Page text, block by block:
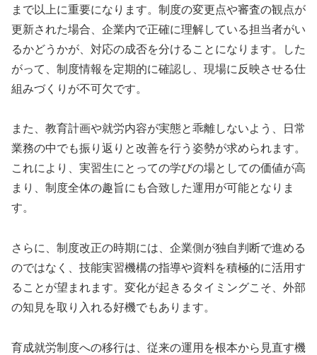
まで以上に重要になります。制度の変更点や審査の観点が
更新された場合、企業内で正確に理解している担当者がい
るかどうかが、対応の成否を分けることになります。した
がって、制度情報を定期的に確認し、現場に反映させる仕
組みづくりが不可欠です。
また、教育計画や就労内容が実態と乖離しないよう、日常
業務の中でも振り返りと改善を行う姿勢が求められます。
これにより、実習生にとっての学びの場としての価値が高
まり、制度全体の趣旨にも合致した運用が可能となりま
す。
さらに、制度改正の時期には、企業側が独自判断で進める
のではなく、技能実習機構の指導や資料を積極的に活用す
ることが望まれます。変化が起きるタイミングこそ、外部
の知見を取り入れる好機でもあります。
育成就労制度への移行は、従来の運用を根本から見直す機